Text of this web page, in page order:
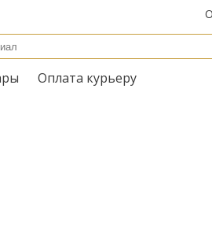
Оплата курьеру